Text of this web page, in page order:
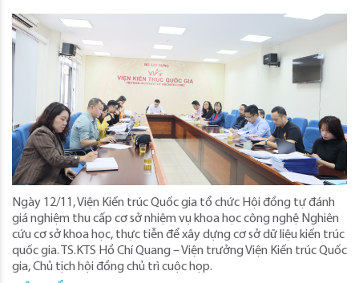
Ngày 12/11, Viện Kiến trúc Quốc gia tổ chức Hội đồng tự đánh
giá nghiệm thu cấp cơ sở nhiệm vụ khoa học công nghệ Nghiên
cứu cơ sở khoa học, thực tiễn để xây dựng cơ sở dữ liệu kiến trúc
quốc gia. TS.KTS Hồ Chí Quang – Viện trưởng Viện Kiến trúc Quốc
gia, Chủ tịch hội đồng chủ trì cuộc họp.